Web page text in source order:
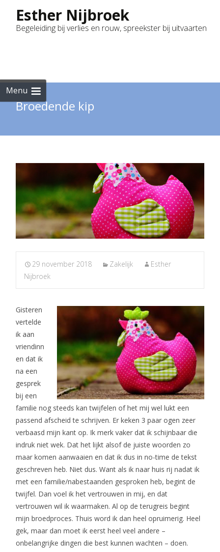
Esther Nijbroek
Begeleiding bij verlies en rouw, spreekster bij uitvaarten
Menu
Broedende kip
29 november 2018 Zakelijk
Esther
Nijbroek
Gisteren
vertelde
ik aan
vriendinn
en dat ik
na een
gesprek
bij een
familie nog steeds kan twijfelen of het mij wel lukt een
passend afscheid te schrijven. Er keken 3 paar ogen zeer
verbaasd mijn kant op. Ik merk vaker dat ik schijnbaar die
indruk niet wek. Dat het lijkt alsof de juiste woorden zo
maar komen aanwaaien en dat ik dus in no-time de tekst
geschreven heb. Niet dus. Want als ik naar huis rij nadat ik
met een familie/nabestaanden gesproken heb, begint de
twijfel. Dan voel ik het vertrouwen in mij, en dat
vertrouwen wil ik waarmaken. Al op de terugreis begint
mijn broedproces. Thuis word ik dan heel opruimerig. Heel
gek, maar dan moet ik eerst heel veel andere –
onbelangrijke dingen die best kunnen wachten – doen.